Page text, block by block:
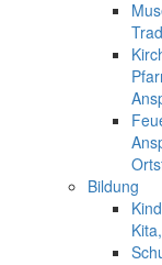
Bildung